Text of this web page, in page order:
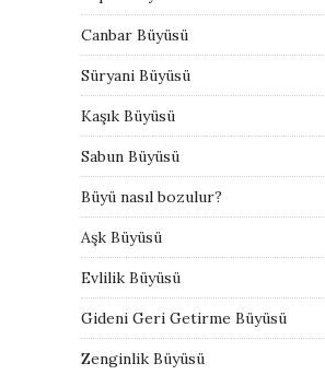
Canbar Büyüsü
Süryani Büyüsü
Kaşık Büyüsü
Sabun Büyüsü
Büyü nasıl bozulur?
Aşk Büyüsü
Evlilik Büyüsü
Gideni Geri Getirme Büyüsü
Zenginlik Büyüsü